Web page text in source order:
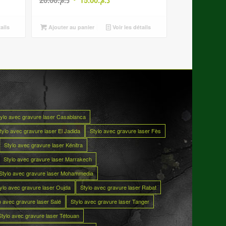
initial
actuel
Ajouter au panier Voir les détails
avec gravure laser Casablanca
avec gravure laser El Jadida
Stylo avec gravure laser Fès
Stylo avec gravure laser Kénitra
Stylo avec gravure laser Marrakech
avec gravure laser Mohammedia
avec gravure laser Oujda
Stylo avec gravure laser Rabat
avec gravure laser Salé
Stylo avec gravure laser Tanger
avec gravure laser Tétouan